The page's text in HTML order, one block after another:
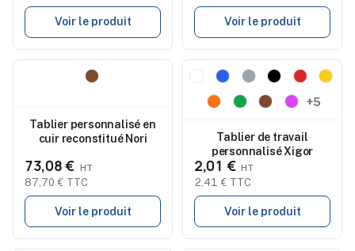
Voir le produit Voir le produit
Tablier personnalisé en
cuir reconstitué Nori
73,08 €
87,70 € TTC
Voir le produit
Nouveau
+5
Tablier de travail
personnalisé Xigor
2,01 €
2,41 € TTC
Voir le produit